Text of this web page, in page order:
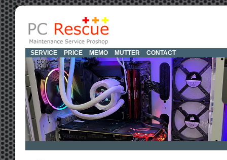
SERVICE PRICE MEMO MUTTER CONTACT